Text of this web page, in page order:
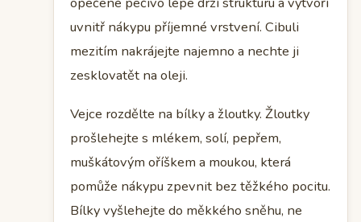
uvnitř nákypu příjemné vrstvení. Cibuli
mezitím nakrájejte najemno a nechte ji
zesklovatět na oleji.
Vejce rozdělte na bílky a žloutky. Žloutky
prošlehejte s mlékem, solí, pepřem,
muškátovým oříškem a moukou, která
pomůže nákypu zpevnit bez těžkého pocitu.
Bílky vyšlehejte do měkkého sněhu, ne